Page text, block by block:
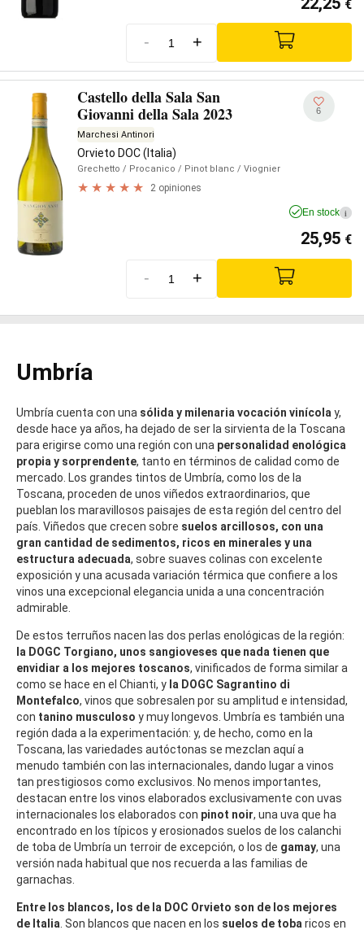
€
- +
Castello della Sala San
Giovanni della Sala 2023
Marchesi Antinori
Orvieto DOC (Italia)
Grechetto / Procanico / Pinot blanc / Viognier
2 opiniones
6
En stock i
25,95 €
- +
Umbría
Umbría cuenta con una sólida y milenaria vocación vinícola y,
desde hace ya años, ha dejado de ser la sirvienta de la Toscana
para erigirse como una región con una personalidad enológica
propia y sorprendente, tanto en términos de calidad como de
mercado. Los grandes tintos de Umbría, como los de la
Toscana, proceden de unos viñedos extraordinarios, que
pueblan los maravillosos paisajes de esta región del centro del
país. Viñedos que crecen sobre suelos arcillosos, con una
gran cantidad de sedimentos, ricos en minerales y una
estructura adecuada, sobre suaves colinas con excelente
exposición y una acusada variación térmica que confiere a los
vinos una excepcional elegancia unida a una concentración
admirable.
De estos terruños nacen las dos perlas enológicas de la región:
la DOGC Torgiano, unos sangioveses que nada tienen que
envidiar a los mejores toscanos, vinificados de forma similar a
como se hace en el Chianti, y la DOGC Sagrantino di
Montefalco, vinos que sobresalen por su amplitud e intensidad,
con tanino musculoso y muy longevos. Umbría es también una
región dada a la experimentación: y, de hecho, como en la
Toscana, las variedades autóctonas se mezclan aquí a
menudo también con las internacionales, dando lugar a vinos
tan prestigiosos como exclusivos. No menos importantes,
destacan entre los vinos elaborados exclusivamente con uvas
internacionales los elaborados con pinot noir, una uva que ha
encontrado en los típicos y erosionados suelos de los calanchi
de toba de Umbría un terroir de excepción, o los de gamay, una
versión nada habitual que nos recuerda a las familias de
garnachas.
Entre los blancos, los de la DOC Orvieto son de los mejores
de Italia . Son blancos que nacen en los suelos de toba ricos en